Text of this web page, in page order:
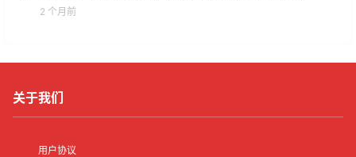
2 个月前
关于我们
用户协议